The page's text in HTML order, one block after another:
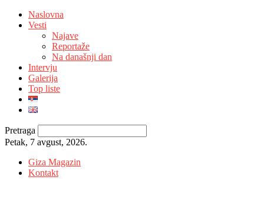
Naslovna
Vesti
Najave
Reportaže
Na današnji dan
Intervju
Galerija
Top liste
Pretraga
Petak, 7 avgust, 2026.
Giza Magazin
Kontakt